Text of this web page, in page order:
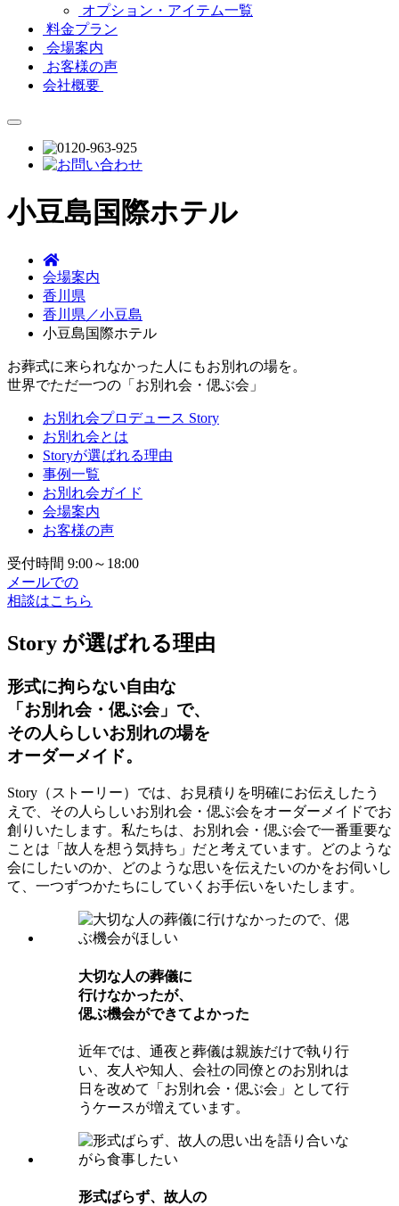
オプション・アイテム一覧
料金プラン
会場案内
お客様の声
会社概要
小豆島国際ホテル
会場案内
香川県
香川県／小豆島
小豆島国際ホテル
お葬式に来られなかった人にもお別れの場を。
世界でただ一つの「お別れ会・偲ぶ会」
お別れ会プロデュース Story
お別れ会とは
Storyが選ばれる理由
事例一覧
お別れ会ガイド
会場案内
お客様の声
受付時間 9:00～18:00
メールでの
相談はこちら
Story が選ばれる理由
形式に拘らない自由な
「お別れ会・偲ぶ会」で、
その人らしいお別れの場を
オーダーメイド。
Story（ストーリー）では、お見積りを明確にお伝えしたう
えで、その人らしいお別れ会・偲ぶ会をオーダーメイドでお
創りいたします。私たちは、お別れ会・偲ぶ会で一番重要な
ことは「故人を想う気持ち」だと考えています。どのような
会にしたいのか、どのような思いを伝えたいのかをお伺いし
て、一つずつかたちにしていくお手伝いをいたします。
⼤切な⼈の葬儀に
⾏けなかったが、
偲ぶ機会ができてよかった
近年では、通夜と葬儀は親族だけで執り行
い、友人や知人、会社の同僚とのお別れは
日を改めて「お別れ会・偲ぶ会」として行
うケースが増えています。
形式ばらず、故⼈の